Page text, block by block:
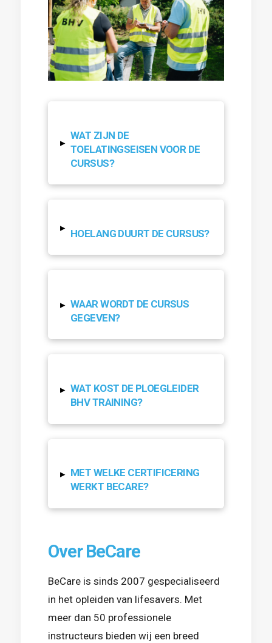
▸
WAT ZIJN DE
TOELATINGSEISEN VOOR DE
CURSUS?
▸
HOELANG DUURT DE CURSUS?
▸ WAAR WORDT DE CURSUS
GEGEVEN?
▸ WAT KOST DE PLOEGLEIDER
BHV TRAINING?
▸ MET WELKE CERTIFICERING
WERKT BECARE?
Over BeCare
BeCare is sinds 2007 gespecialiseerd
in het opleiden van lifesavers. Met
meer dan 50 professionele
instructeurs bieden wij een breed